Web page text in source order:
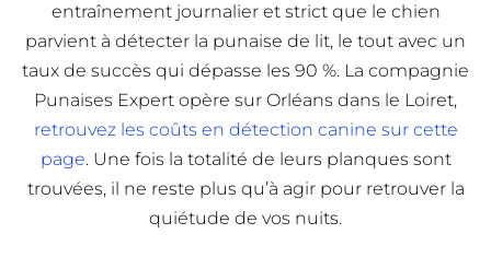
entraînement journalier et strict que le chien
parvient à détecter la punaise de lit, le tout avec un
taux de succès qui dépasse les 90 %. La compagnie
Punaises Expert opère sur Orléans dans le Loiret,
retrouvez les coûts en détection canine sur cette
page. Une fois la totalité de leurs planques sont
trouvées, il ne reste plus qu’à agir pour retrouver la
quiétude de vos nuits.